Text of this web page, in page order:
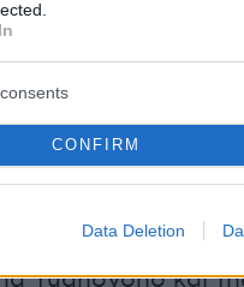
CONFIRM
Data Deletion
in Motion
κύριος Jim
Wal-Mart Stores.
Tarja
Yudhoyono και